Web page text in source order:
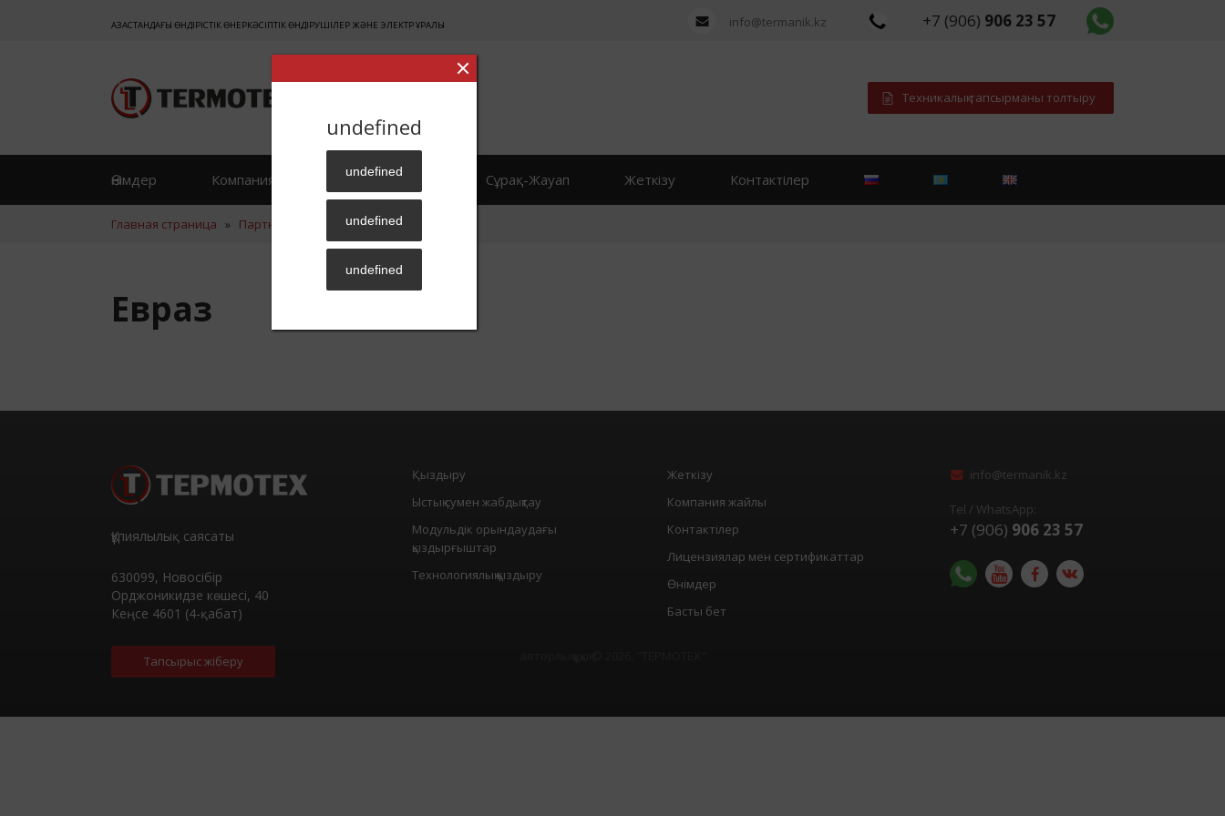
undefined
undefined
undefined
undefined
ҚАЗАҚСТАНДАҒЫ ӨНДІРІСТІК ӨНЕРКӘСІПТІК ӨНДІРУШІЛЕР ЖӘНЕ ЭЛЕКТР ҚҰРАЛЫ info@termanik.kz +7 (906) 906 23 57
Техникалық тапсырманы толтыру
Өнімдер Компания жайлы Пікірлер Сұрақ-Жауап Жеткізу Контактілер
Главная страница » Партнер
Евраз
Құпиялылық саясаты
630099, Новосібір
Орджоникидзе көшесі, 40
Кеңсе 4601 (4-қабат)
Тапсырыс жіберу
Қыздыру
Ыстық сумен жабдықтау
Модульдік орындаудағы
қыздырғыштар
Технологиялық қыздыру
Жеткізу
Компания жайлы
Контактілер
Лицензиялар мен сертификаттар
Өнімдер
Басты бет
info@termanik.kz
Tel / WhatsApp:
+7 (906) 906 23 57